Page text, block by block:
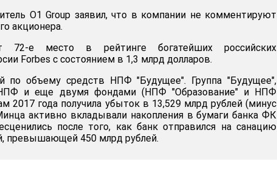
О1 Group заявил, что в компании не комментируют
акционера.
72-е место в рейтинге богатейших российских
Forbes с состоянием в 1,3 млрд долларов.
по объему средств НПФ "Будущее". Группа "Будущее",
НПФ и еще двумя фондами (НПФ "Образование" и НПФ
2017 года получила убыток в 13,529 млрд рублей (минус
активно вкладывали накопления в бумаги банка ФК
после того, как банк отправился на санацию
превышающей 450 млрд рублей.